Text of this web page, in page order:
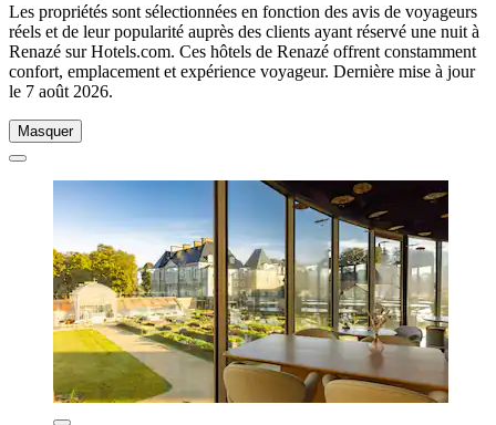
Les propriétés sont sélectionnées en fonction des avis de voyageurs
réels et de leur popularité auprès des clients ayant réservé une nuit à
Renazé sur Hotels.com. Ces hôtels de Renazé offrent constamment
confort, emplacement et expérience voyageur. Dernière mise à jour
le 7 août 2026.
Masquer